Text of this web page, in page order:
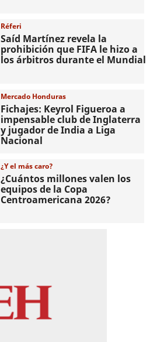
Réferi
Saíd Martínez revela la
prohibición que FIFA le hizo a
los árbitros durante el Mundial
Mercado Honduras
Fichajes: Keyrol Figueroa a
impensable club de Inglaterra
y jugador de India a Liga
Nacional
¿Y el más caro?
¿Cuántos millones valen los
equipos de la Copa
Centroamericana 2026?